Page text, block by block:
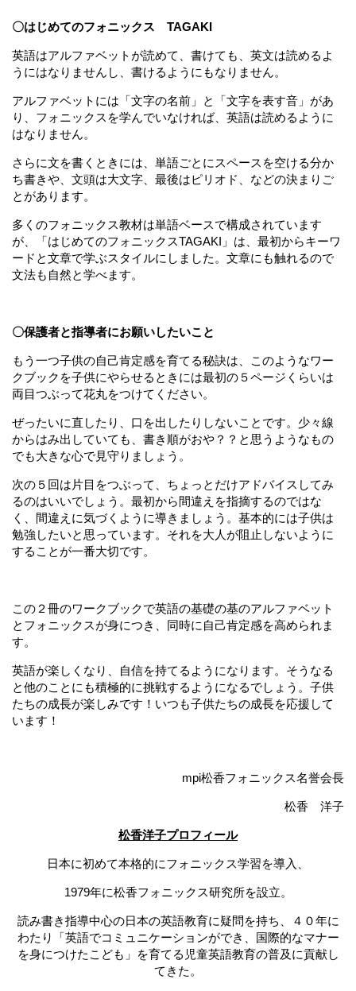
〇はじめてのフォニックス TAGAKI
英語はアルファベットが読めて、書けても、英文は読めるよ
うにはなりませんし、書けるようにもなりません。
アルファベットには「文字の名前」と「文字を表す音」があ
り、フォニックスを学んでいなければ、英語は読めるように
はなりません。
さらに文を書くときには、単語ごとにスペースを空ける分か
ち書きや、文頭は大文字、最後はピリオド、などの決まりご
とがあります。
多くのフォニックス教材は単語ベースで構成されています
が、「はじめてのフォニックスTAGAKI」は、最初からキーワ
ードと文章で学ぶスタイルにしました。文章にも触れるので
文法も自然と学べます。
〇保護者と指導者にお願いしたいこと
もう一つ子供の自己肯定感を育てる秘訣は、このようなワー
クブックを子供にやらせるときには最初の５ページくらいは
両目つぶって花丸をつけてください。
ぜったいに直したり、口を出したりしないことです。少々線
からはみ出していても、書き順がおや？？と思うようなもの
でも大きな心で見守りましょう。
次の５回は片目をつぶって、ちょっとだけアドバイスしてみ
るのはいいでしょう。最初から間違えを指摘するのではな
く、間違えに気づくように導きましょう。基本的には子供は
勉強したいと思っています。それを大人が阻止しないように
することが一番大切です。
この２冊のワークブックで英語の基礎の基のアルファベット
とフォニックスが身につき、同時に自己肯定感を高められま
す。
英語が楽しくなり、自信を持てるようになります。そうなる
と他のことにも積極的に挑戦するようになるでしょう。子供
たちの成長が楽しみです！いつも子供たちの成長を応援して
います！
mpi松香フォニックス名誉会長
松香 洋子
松香洋子プロフィール
日本に初めて本格的にフォニックス学習を導入、
1979年に松香フォニックス研究所を設立。
読み書き指導中心の日本の英語教育に疑問を持ち、４０年に
わたり「英語でコミュニケーションができ、国際的なマナー
を身につけたこども」を育てる児童英語教育の普及に貢献し
てきた。